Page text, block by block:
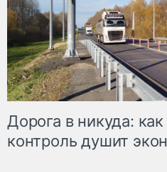
Дорога в никуда:
контроль душит